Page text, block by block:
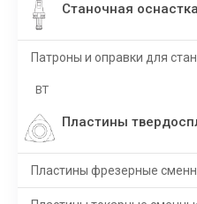
Станочная оснастка
Патроны и оправки для
BT
Пластины
Пластины фрезерные